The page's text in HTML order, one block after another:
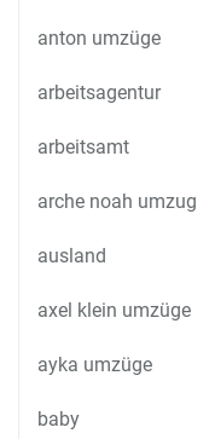
anton umzüge
arbeitsagentur
arbeitsamt
arche noah umzug
ausland
axel klein umzüge
ayka umzüge
baby